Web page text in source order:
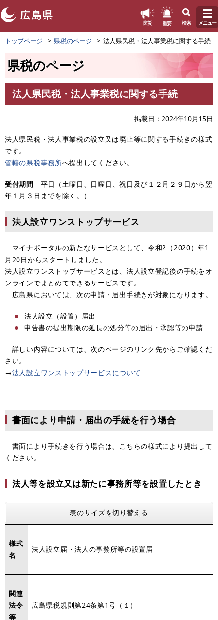
ペ
ー
頭
す
防災 重要 検索 メニュー
トップページ 県税のページ 法人県民税・法人事業税に関する手続
県税のページ
文
法人県民税・法人事業税に関する手続
掲載日 2024年10月15日
法人県民税・法人事業税の設立又は廃止等に関する手続きの様式
です。
管轄の県税事務所へ提出してください。
受付期間 平日（土曜日、日曜日、祝日及び１２月２９日から翌
年１月３日までを除く。）
法人設立ワンストップサービス
マイナポータルの新たなサービスとして、令和2（2020）年1
月20日からスタートしました。
法人設立ワンストップサービスとは、法人設立登記後の手続をオ
ンラインでまとめてできるサービスです。
広島県においては、次の申請・届出手続きが対象になります。
法人設立（設置）届出
申告書の提出期限の延長の処分等の届出・承認等の申請
詳しい内容については、次のページのリンク先からご確認くだ
さい。
→法人設立ワンストップサービスについて
書面により申請・届出の手続を行う場合
書面により手続きを行う場合は、こちらの様式により提出して
ください。
法人等を設立又は新たに事務所等を設置したとき
表のサイズを切り替える
様式
名
法人設立届・法人の事務所等の設置届
関連
法令
等
広島県税規則第24条第1号（１）